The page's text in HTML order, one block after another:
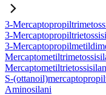
3-
3-
3-
S-
Aminosilani